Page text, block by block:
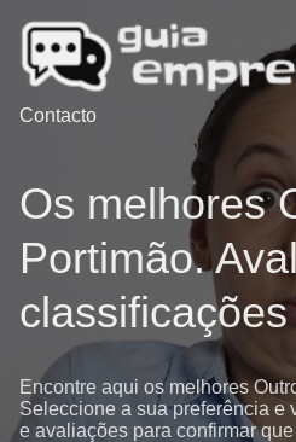
Contacto
Os melhores
Portimão.
classificações
Encontre aqui os melhores
Seleccione a sua preferência e
e avaliações para confirmar